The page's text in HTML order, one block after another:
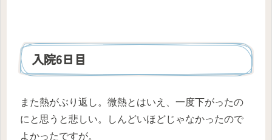
入院6日目
また熱がぶり返し。微熱とはいえ、一度下がったの
にと思うと悲しい。しんどいほどじゃなかったので
よかったですが。